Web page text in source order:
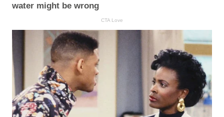
water might be wrong
CTA Love